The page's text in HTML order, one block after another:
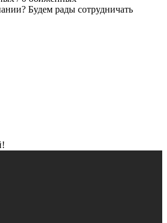
Будем рады сотрудничать